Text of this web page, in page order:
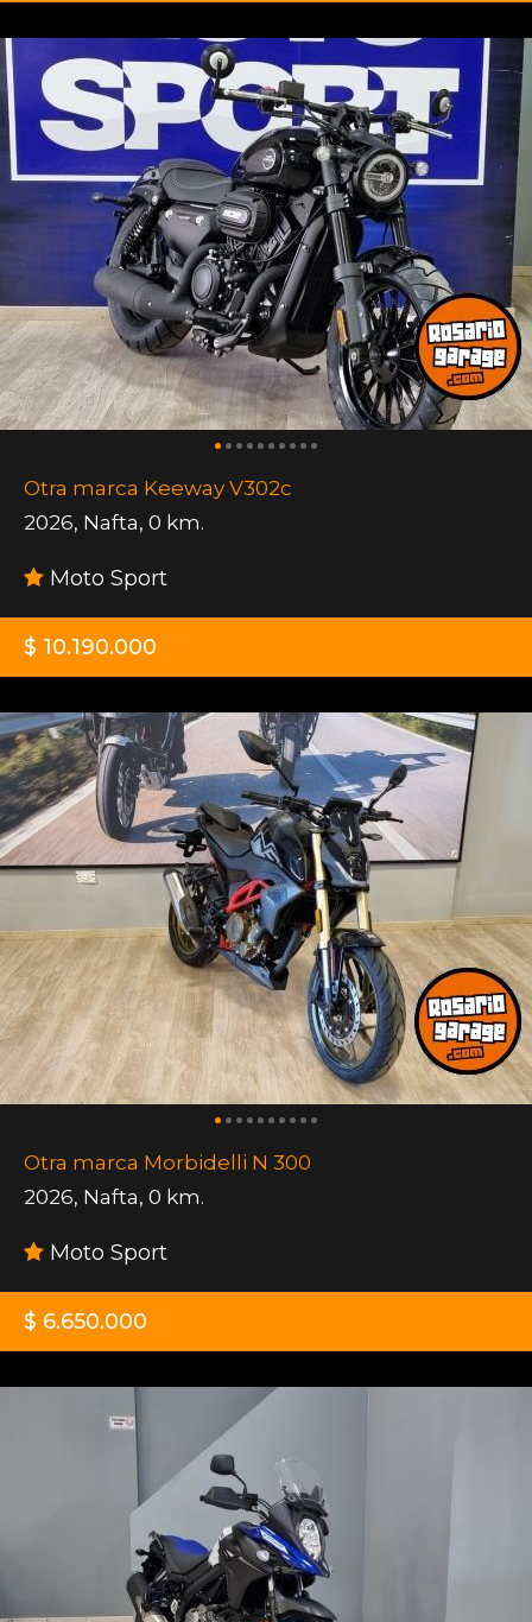
Otra marca Keeway V302c
2026, Nafta, 0 km.
Moto Sport
$ 10.190.000
Otra marca Morbidelli N 300
2026, Nafta, 0 km.
Moto Sport
$ 6.650.000